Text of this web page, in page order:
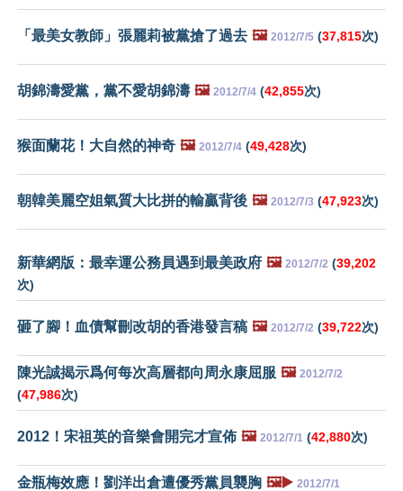
「最美女教師」張麗莉被黨搶了過去 🖼️ 2012/7/5 (37,815次)
胡錦濤愛黨，黨不愛胡錦濤 🖼️ 2012/7/4 (42,855次)
猴面蘭花！大自然的神奇 🖼️ 2012/7/4 (49,428次)
朝韓美麗空姐氣質大比拼的輸贏背後 🖼️ 2012/7/3 (47,923次)
新華網版：最幸運公務員遇到最美政府 🖼️ 2012/7/2 (39,202
次)
砸了腳！血債幫刪改胡的香港發言稿 🖼️ 2012/7/2 (39,722次)
陳光誠揭示爲何每次高層都向周永康屈服 🖼️ 2012/7/2
(47,986次)
2012！宋祖英的音樂會開完才宣佈 🖼️ 2012/7/1 (42,880次)
金瓶梅效應！劉洋出倉遭優秀黨員襲胸 🖼️▶️ 2012/7/1